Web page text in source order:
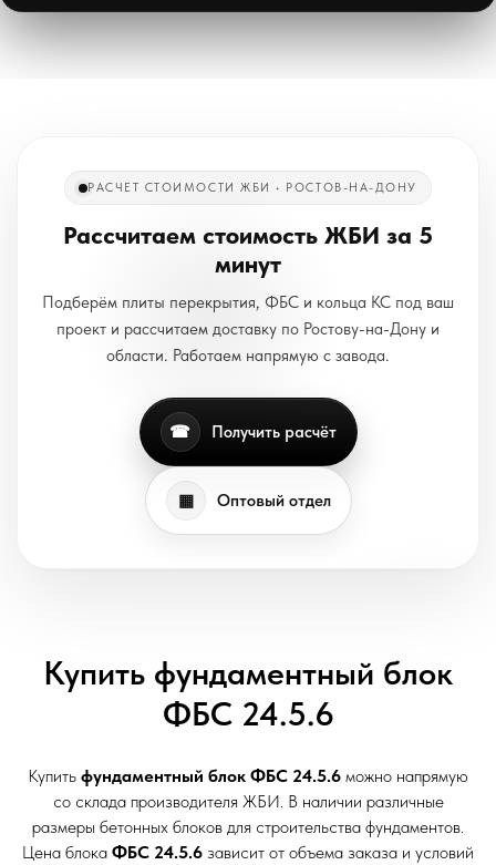
РАСЧЕТ СТОИМОСТИ ЖБИ • РОСТОВ-НА-ДОНУ
Рассчитаем стоимость ЖБИ за 5
минут
Подберём плиты перекрытия, ФБС и кольца КС под ваш
проект и рассчитаем доставку по Ростову-на-Дону и
области. Работаем напрямую с завода.
☎ Получить расчёт
▦ Оптовый отдел
Купить фундаментный блок
ФБС 24.5.6
Купить фундаментный блок ФБС 24.5.6 можно напрямую
со склада производителя ЖБИ. В наличии различные
размеры бетонных блоков для строительства фундаментов.
Цена блока ФБС 24.5.6 зависит от объема заказа и условий